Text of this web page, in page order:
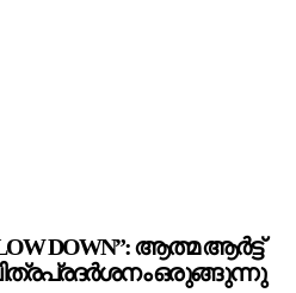
DOWN”: ആത്മ ആർട്ട്
ഒരുങ്ങുന്നു